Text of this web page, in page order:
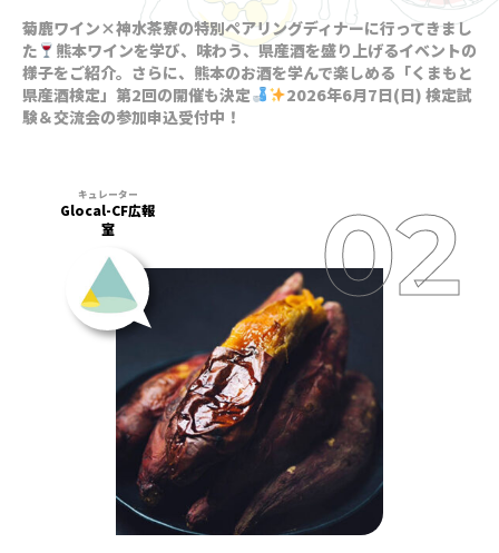
菊鹿ワイン×神水茶寮の特別ペアリングディナーに行ってきまし
た
熊本ワインを学び、味わう、県産酒を盛り上げるイベントの
様子をご紹介。さらに、熊本のお酒を学んで楽しめる「くまもと
県産酒検定」第2回の開催も決定
2026年6月7日(日) 検定試
験＆交流会の参加申込受付中！
Glocal-CF広報
室